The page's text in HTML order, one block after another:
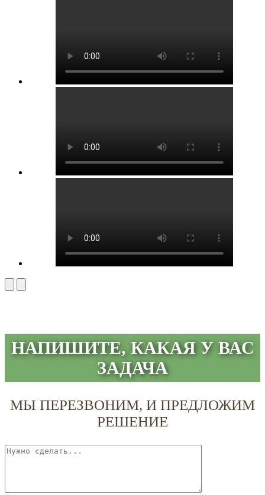
НАПИШИТЕ, КАКАЯ У ВАС
ЗАДАЧА
МЫ ПЕРЕЗВОНИМ, И ПРЕДЛОЖИМ
РЕШЕНИЕ